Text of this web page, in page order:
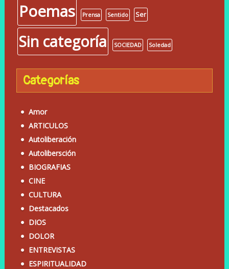
Poemas Prensa Sentido Ser
Sin categoría SOCIEDAD Soledad
Categorías
Amor
ARTICULOS
Autoliberación
Autolibersción
BIOGRAFIAS
CINE
CULTURA
Destacados
DIOS
DOLOR
ENTREVISTAS
ESPIRITUALIDAD